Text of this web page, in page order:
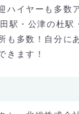
ハイヤーも多数
駅・公津の杜駅
も多数！自分に
きます！